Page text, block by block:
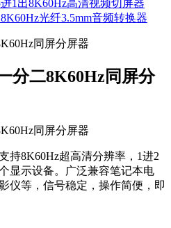
1出8K60Hz高清视频切屏器
光纤3.5mm音频转换器
分二8K60Hz同屏分
持8K60Hz超高清分辨率，1进2
显示设备。广泛兼容笔记本电
仪等，信号稳定，操作简便，即